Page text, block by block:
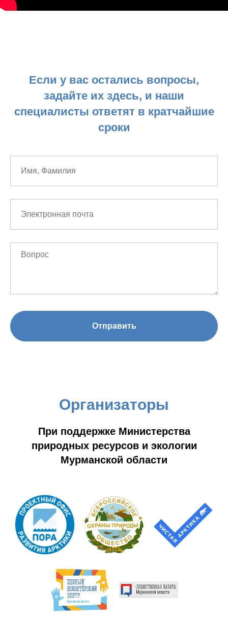
Eсли у вас остались вопросы,
задайте их здесь, и наши
специалисты ответят в кратчайшие
сроки
Отправить
Организаторы
При поддержке Министерства
природных ресурсов и экологии
Мурманской области